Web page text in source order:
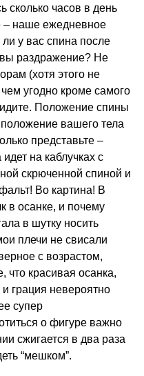
сколько часов в день
– наше ежедневное
у вас спина после
вы раздражение? Не
(хотя этого не
угодно кроме самого
Положение спины
вашего тела
представьте –
на каблучках с
скрюченной спиной и
Во картина! В
в осанке, и почему
в шутку носить
плечи не свисали
с возрастом,
что красивая осанка,
грация невероятно
супер
о фигуре важно
сжигается в два раза
“мешком”.